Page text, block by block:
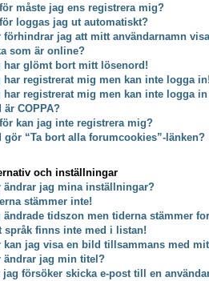
måste jag ens registrera mig?
loggas jag ut automatiskt?
förhindrar jag att mitt användarnamn
som är online?
har glömt bort mitt lösenord!
har registrerat mig men kan inte logga
har registrerat mig men kan inte logga
är COPPA?
kan jag inte registrera mig?
gör “Ta bort alla forumcookies”-länken?
och inställningar
ändrar jag mina inställningar?
stämmer inte!
ändrade tidszon men tiderna stämmer
språk finns inte med i listan!
kan jag visa en bild tillsammans med
ändrar jag min titel?
jag försöker skicka e-post till en